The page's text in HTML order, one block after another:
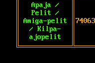
Apaja /
Pelit /
Amiga-pelit
/ Kilpa-
ajopelit